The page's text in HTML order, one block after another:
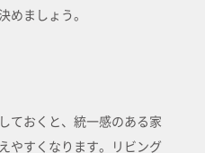
めましょう。
ておくと、統一感のある家
やすくなります。リビング